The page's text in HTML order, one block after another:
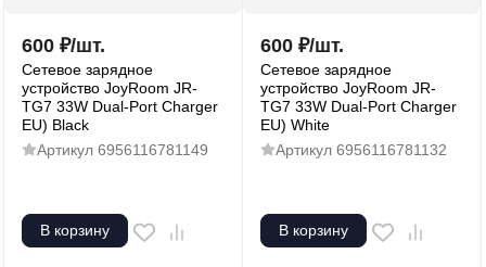
600 ₽/шт.
Сетевое зарядное
устройство JoyRoom JR-
TG7 33W Dual-Port Charger
EU) Black
Артикул 6956116781149
В корзину
600 ₽/шт.
Сетевое зарядное
устройство JoyRoom JR-
TG7 33W Dual-Port Charger
EU) White
Артикул 6956116781132
В корзину